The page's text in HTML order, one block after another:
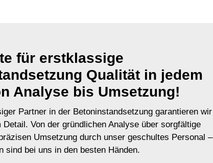
für erstklassige
Qualität in jedem
Analyse bis Umsetzung!
Partner in der Betoninstandsetzung garantieren wir
Detail. Von der gründlichen Analyse über sorgfältige
Umsetzung durch unser geschultes Personal –
sind bei uns in den besten Händen.